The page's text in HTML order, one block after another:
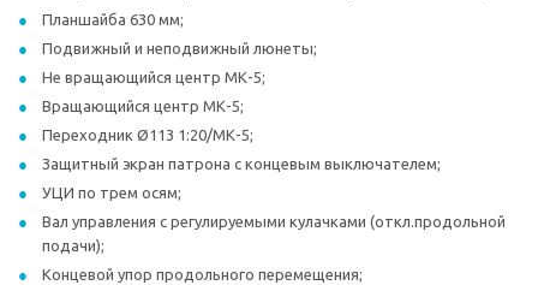
Планшайба 630 мм;
Подвижный и неподвижный люнеты;
Не вращающийся центр МК-5;
Вращающийся центр МК-5;
Переходник Ø113 1:20/МК-5;
Защитный экран патрона с концевым выключателем;
УЦИ по трем осям;
Вал управления с регулируемыми кулачками (откл.продольной
подачи);
Концевой упор продольного перемещения;